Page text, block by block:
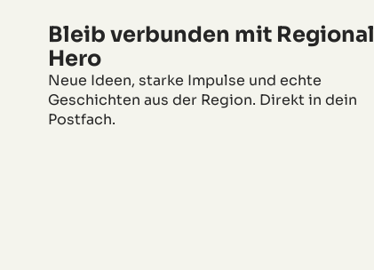
Bleib verbunden mit Regional
Hero
Neue Ideen, starke Impulse und echte
Geschichten aus der Region. Direkt in dein
Postfach.